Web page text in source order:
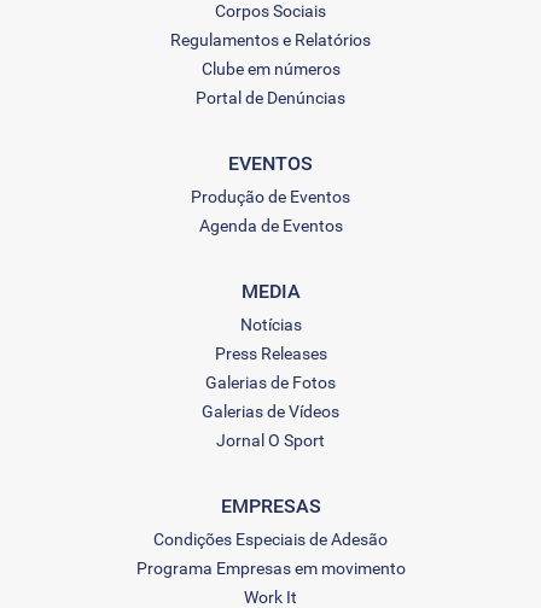
Corpos Sociais
Regulamentos e Relatórios
Clube em números
Portal de Denúncias
EVENTOS
Produção de Eventos
Agenda de Eventos
MEDIA
Notícias
Press Releases
Galerias de Fotos
Galerias de Vídeos
Jornal O Sport
EMPRESAS
Condições Especiais de Adesão
Programa Empresas em movimento
Work It